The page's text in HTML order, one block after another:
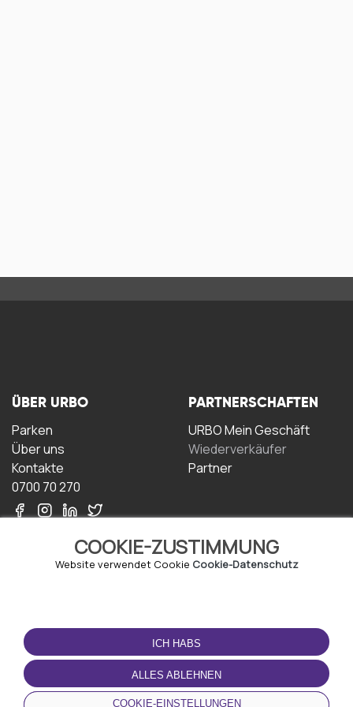
COOKIE-ZUSTIMMUNG
Website verwendet Cookie Cookie-Datenschutz
ICH HABS
ALLES ABLEHNEN
COOKIE-EINSTELLUNGEN
ÜBER URBO
Parken
Über uns
Kontakte
0700 70 270
PARTNERSCHAFTEN
URBO Mein Geschäft
Wiederverkäufer
Partner
NUTZUNGSBEDINGUNGEN
Geschäftsbedingungen
Datenschutz-
Bestimmungen
Cookie-Richtlinie
LADEN SIE DIE APP
HERUNTER